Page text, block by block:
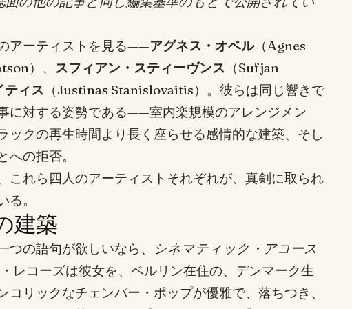
アーティストを見る——アグネス・オベル（Agnes
）、 スフィアン・スティーヴンス （Sufjan
ティス （Justinas Stanislovaitis）。彼らは同じ響きで
に対する姿勢である——室内楽規模のアレンジメン
ックの再生時間より長く座らせる感情的な建築、そし
の拒否。
これら四人のアーティストそれぞれが、真剣に取られ
。
建築
の語句が欲しいなら、
シネマティック・アコース
レコーズは彼女を、ベルリン在住の、デンマーク生
リックなチェンバー・ポップが優雅で、落ちつき、